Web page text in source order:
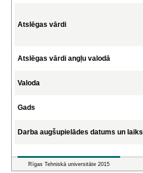
Atslēgas vārdi
Atslēgas vārdi angļu valodā
Valoda
Gads
Darba augšupielādes datums un laiks
Rīgas Tehniskā universitāte 2015